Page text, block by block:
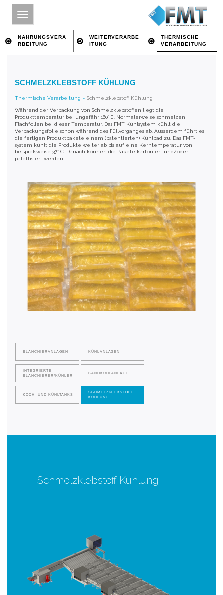
SITE INDEX
NAHRUNGSVERARBEITUNG
WEITERVERARBEITUNG
THERMISCHE VERARBEITUNG
ÜBER SCHLÜSSELWORT SUCHEN
NAHRUNGSVERA
RBEITUNG
WEITERVERARBE
ITUNG
THERMISCHE
VERARBEITUNG
SCHMELZKLEBSTOFF KÜHLUNG
Thermische Verarbeitung » Schmelzklebstoff Kühlung
Während der Verpackung von Schmelzklebstoffen liegt die
Produkttemperatur bei ungefähr 160° C. Normalerweise schmelzen
Flachfolien bei dieser Temperatur. Das FMT Kühlsystem kühlt die
Verpackungsfolie schon während des Füllvorganges ab. Ausserdem führt es
die fertigen Produktpakete einem (patentierten) Kühlbad zu. Das FMT-
system kühlt die Produkte weiter ab bis auf eine Kerntemperatur von
beispielsweise 37° C. Danach können die Pakete kartoniert und/oder
palettisiert werden.
BLANCHIERANLAGEN KÜHLANLAGEN
INTEGRIERTE
BLANCHIERER/KÜHLER
BANDKÜHLANLAGE
KOCH- UND KÜHLTANKS
SCHMELZKLEBSTOFF
KÜHLUNG
Schmelzklebstoff Kühlung